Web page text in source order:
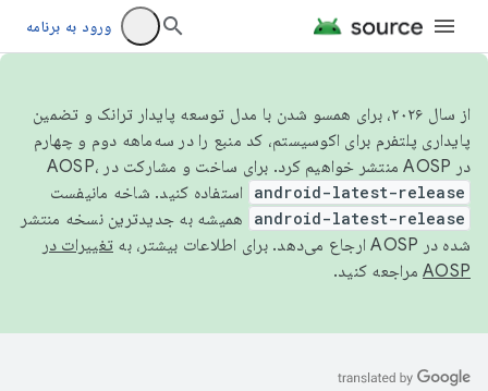
ورود به برنامه
از سال ۲۰۲۶، برای همسو شدن با مدل توسعه پایدار ترانک و تضمین
پایداری پلتفرم برای اکوسیستم، کد منبع را در سه‌ماهه دوم و چهارم
در AOSP منتشر خواهیم کرد. برای ساخت و مشارکت در AOSP،
android-latest-release استفاده کنید. شاخه مانیفست
android-latest-release
همیشه به جدیدترین نسخه منتشر
شده در AOSP ارجاع می‌دهد. برای اطلاعات بیشتر، به
تغییرات در
AOSP مراجعه کنید.